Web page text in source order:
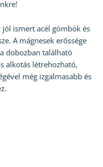
ismert acél gömbök és
A mágnesek erőssége
dobozban található
alkotás létrehozható,
még izgalmasabb és